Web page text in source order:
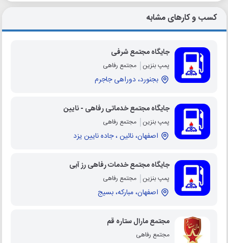
کسب و کارهای مشابه
جایگاه مجتمع شرفی
پمپ بنزین مجتمع رفاهی
بجنورد، دوراهی جاجرم
جایگاه مجتمع خدماتی رفاهی - نایین
پمپ بنزین مجتمع رفاهی
اصفهان، نائین ، جاده نایین یزد
جایگاه مجتمع خدمات رفاهی رز آبی
پمپ بنزین مجتمع رفاهی
اصفهان، مبارکه، بسیج
مجتمع مارال ستاره قم
مجتمع رفاهی